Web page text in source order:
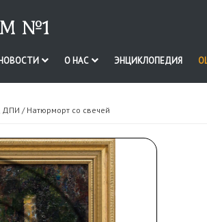
№1
О НАС ЭНЦИКЛОПЕДИЯ
ДПИ / Натюрморт со свечей